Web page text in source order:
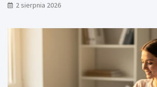
2 sierpnia 2026